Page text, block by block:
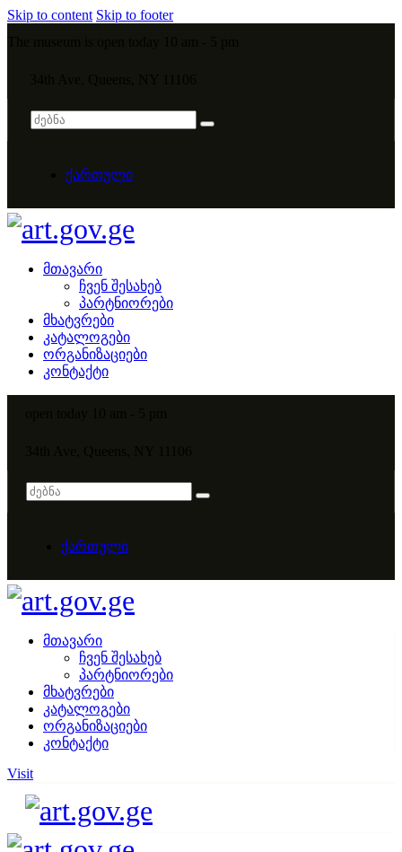
Skip to content Skip to footer
ქართული
მთავარი
ჩვენ შესახებ
პარტნიორები
მხატვრები
კატალოგები
ორგანიზაციები
კონტაქტი
ქართული
მთავარი
ჩვენ შესახებ
პარტნიორები
მხატვრები
კატალოგები
ორგანიზაციები
კონტაქტი
Visit